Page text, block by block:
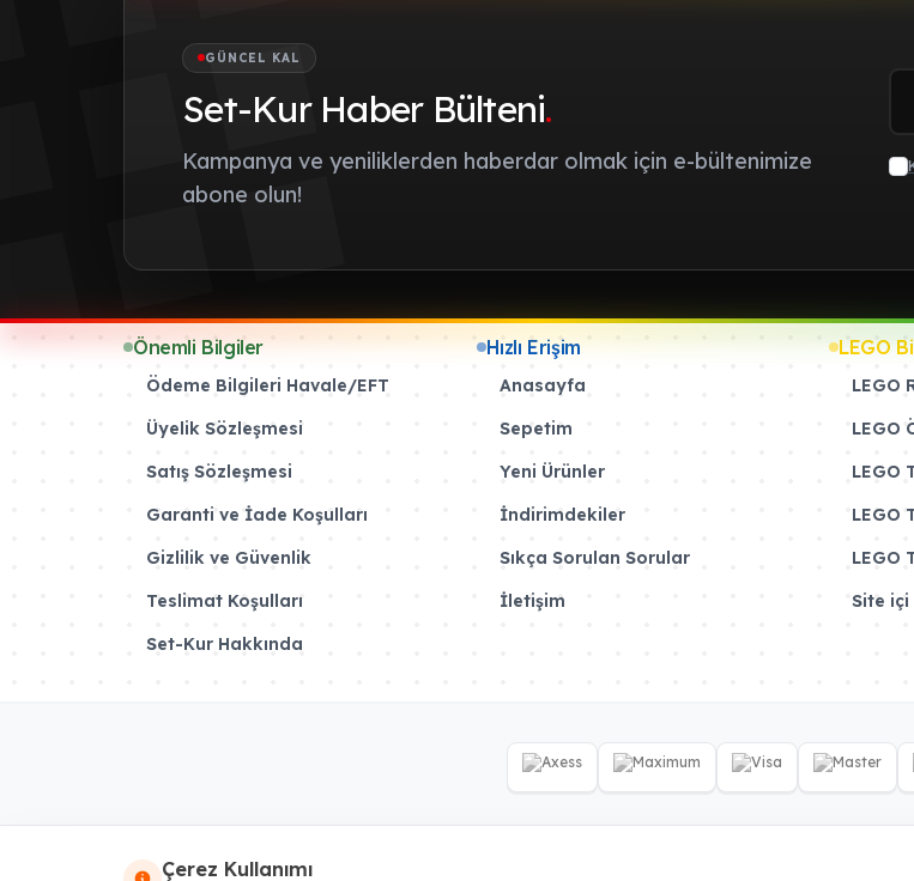
GÜNCEL KAL
Set-Kur Haber Bülteni.
Kampanya ve yeniliklerden haberdar olmak için e-bültenimize
abone olun!
Önemli Bilgiler
Ödeme Bilgileri Havale/EFT
Üyelik Sözleşmesi
Satış Sözleşmesi
Garanti ve İade Koşulları
Gizlilik ve Güvenlik
Teslimat Koşulları
Set-Kur Hakkında
Hızlı Erişim
Anasayfa
Sepetim
Yeni Ürünler
İndirimdekiler
Sıkça Sorulan Sorular
İletişim
LEGO
LEGO
LEGO
LEGO
LEGO
LEGO
Site
Çerez Kullanımı